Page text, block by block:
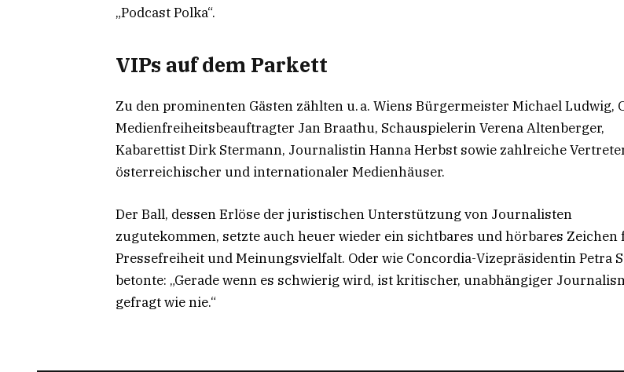
„Podcast Polka“.
VIPs auf dem Parkett
Zu den prominenten Gästen zählten u. a. Wiens Bürgermeister Michael Ludwig,
Medienfreiheitsbeauftragter Jan Braathu, Schauspielerin Verena Altenberger,
Kabarettist Dirk Stermann, Journalistin Hanna Herbst sowie zahlreiche
österreichischer und internationaler Medienhäuser.
Der Ball, dessen Erlöse der juristischen Unterstützung von Journalisten
zugutekommen, setzte auch heuer wieder ein sichtbares und hörbares Zeichen
Pressefreiheit und Meinungsvielfalt. Oder wie Concordia-Vizepräsidentin Petra
betonte: „Gerade wenn es schwierig wird, ist kritischer, unabhängiger
gefragt wie nie.“